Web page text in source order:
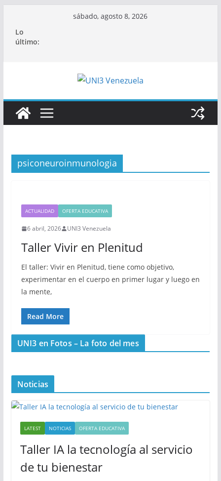
contenido
sábado, agosto 8, 2026
Lo
último:
psiconeuroinmunologia
ACTUALIDAD OFERTA EDUCATIVA
6 abril, 2026 UNI3 Venezuela
Taller Vivir en Plenitud
El taller: Vivir en Plenitud, tiene como objetivo,
experimentar en el cuerpo en primer lugar y luego en
la mente,
Read More
UNI3 en Fotos – La foto del mes
Noticias
LATEST NOTICIAS OFERTA EDUCATIVA
Taller IA la tecnología al servicio
de tu bienestar